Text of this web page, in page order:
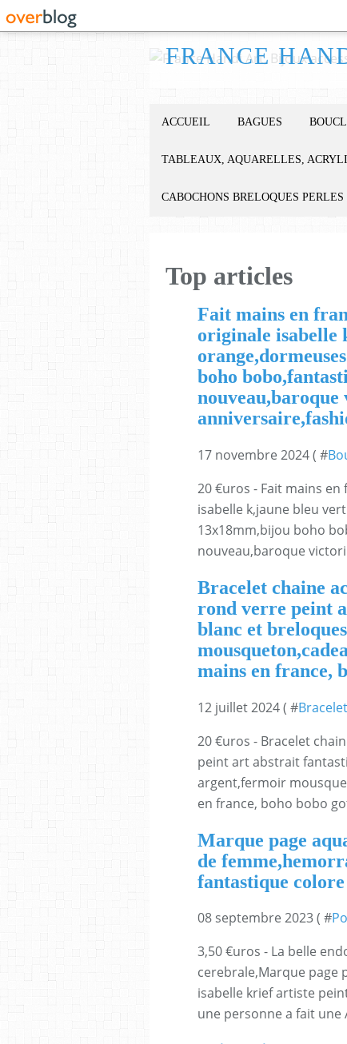
ACCUEIL BAGUES
TABLEAUX, AQUARELLES,
CABOCHONS BRELOQUES PERLES
Top articles
Fait mains en
originale isabelle
boho
nouveau,baroque
17 novembre 2024 ( #
20 €uros - Fait mains
isabelle k,jaune bleu
13x18mm,bijou boho
nouveau,baroque
Bracelet chaine
rond verre peint
blanc et
mains en france,
12 juillet 2024 ( #
20 €uros - Bracelet
peint art abstrait
argent,fermoir
en france, boho bobo
Marque page
de
fantastique
08 septembre 2023 ( #
3,50 €uros - La belle
cerebrale,Marque page
isabelle krief artiste
une personne a fait une